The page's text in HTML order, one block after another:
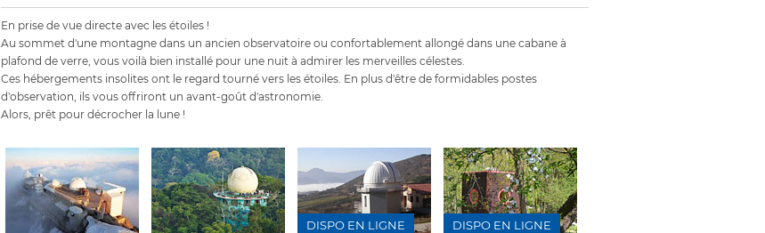
En prise de vue directe avec les étoiles !
Au sommet d'une montagne dans un ancien observatoire ou confortablement allongé dans une cabane à
plafond de verre, vous voilà bien installé pour une nuit à admirer les merveilles célestes.
Ces hébergements insolites ont le regard tourné vers les étoiles. En plus d'être de formidables postes
d'observation, ils vous offriront un avant-goût d'astronomie.
Alors, prêt pour décrocher la lune !
DISPO EN LIGNE DISPO EN LIGNE